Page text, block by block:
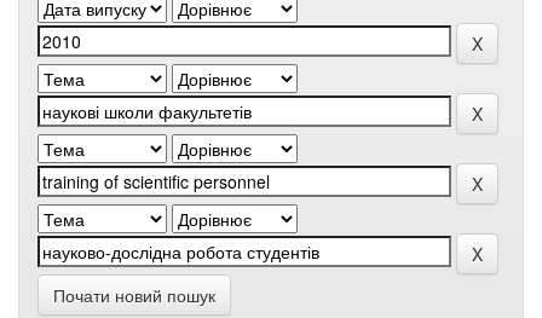
Почати новий пошук